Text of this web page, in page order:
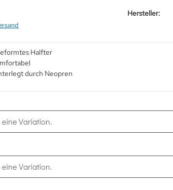
Hersteller:
Halfter
durch Neopren
Variation.
Variation.